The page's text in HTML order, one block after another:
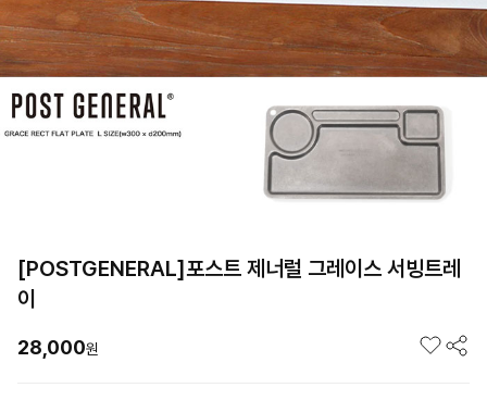
[POSTGENERAL]포스트 제너럴 그레이스 서빙트레
이
28,000원